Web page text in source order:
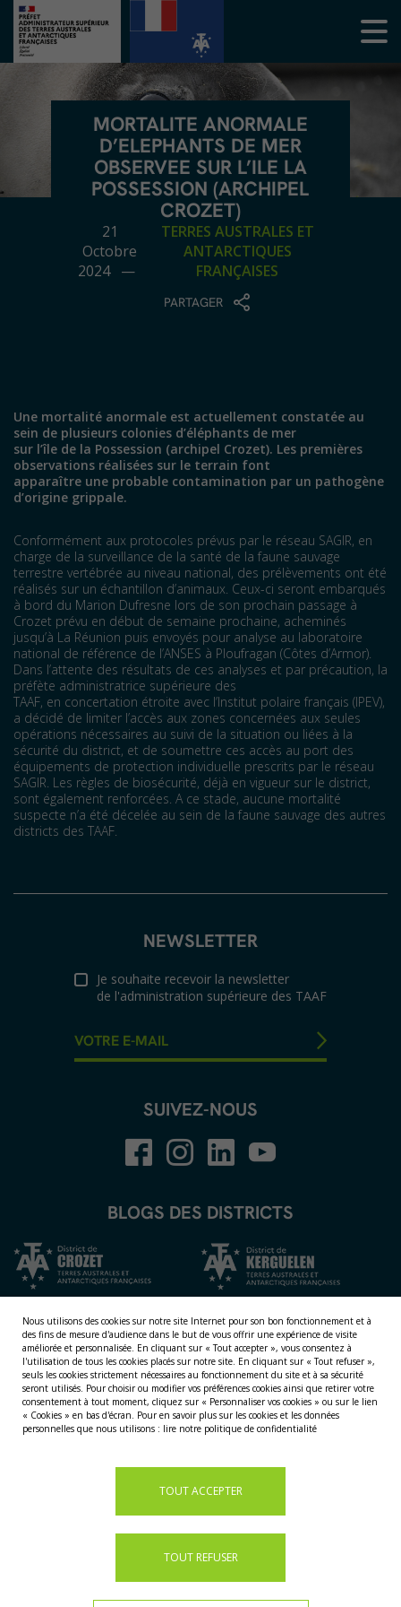
MORTALITE ANORMALE
D’ELEPHANTS DE MER
OBSERVEE SUR L’ILE LA
POSSESSION (ARCHIPEL
CROZET)
21
Octobre
2024 —
TERRES AUSTRALES ET
ANTARCTIQUES
FRANÇAISES
PARTAGER
Une mortalité anormale est actuellement constatée au
sein de plusieurs colonies d’éléphants de mer
sur l’île de la Possession (archipel Crozet). Les premières
observations réalisées sur le terrain font
apparaître une probable contamination par un pathogène
d’origine grippale.
Conformément aux protocoles prévus par le réseau SAGIR, en
charge de la surveillance de la santé de la faune sauvage
terrestre vertébrée au niveau national, des prélèvements ont été
réalisés sur un échantillon d’animaux. Ceux-ci seront embarqués
à bord du Marion Dufresne lors de son prochain passage à
Crozet prévu en début de semaine prochaine, acheminés
jusqu’à La Réunion puis envoyés pour analyse au laboratoire
national de référence de l’ANSES à Ploufragan (Côtes d’Armor).
Dans l’attente des résultats de ces analyses et par précaution, la
préfète administratrice supérieure des
TAAF, en concertation étroite avec l’Institut polaire français (IPEV),
a décidé de limiter l’accès aux zones concernées aux seules
opérations nécessaires au suivi de la situation ou liées à la
sécurité du district, et de soumettre ces accès au port des
équipements de protection individuelle prescrits par le réseau
SAGIR. Les règles de biosécurité, déjà en vigueur sur le district,
sont également renforcées. A ce stade, aucune mortalité
suspecte n’a été décelée au sein de la faune sauvage des autres
districts des TAAF.
NEWSLETTER
Je souhaite recevoir la newsletter
de l'administration supérieure des TAAF
SUIVEZ-NOUS
BLOGS DES DISTRICTS
NOS TERRITOIRES
Nous utilisons des cookies sur notre site Internet pour son bon fonctionnement et à
des fins de mesure d'audience dans le but de vous offrir une expérience de visite
améliorée et personnalisée. En cliquant sur « Tout accepter », vous consentez à
l'utilisation de tous les cookies placés sur notre site. En cliquant sur « Tout refuser »,
seuls les cookies strictement nécessaires au fonctionnement du site et à sa sécurité
seront utilisés. Pour choisir ou modifier vos préférences cookies ainsi que retirer votre
consentement à tout moment, cliquez sur « Personnaliser vos cookies » ou sur le lien
« Cookies » en bas d'écran. Pour en savoir plus sur les cookies et les données
personnelles que nous utilisons : lire notre politique de confidentialité
TOUT ACCEPTER
TOUT REFUSER